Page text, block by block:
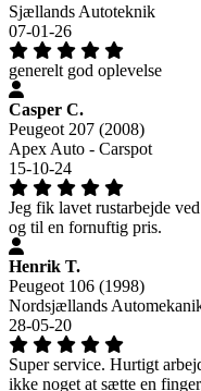
Sjællands Autoteknik
07-01-26
generelt god oplevelse
Casper C.
Peugeot 207 (2008)
Apex Auto - Carspot
15-10-24
Jeg fik lavet rustarbejde
og til en fornuftig pris.
Henrik T.
Peugeot 106 (1998)
Nordsjællands
28-05-20
Super service. Hurtigt
ikke noget at sætte en